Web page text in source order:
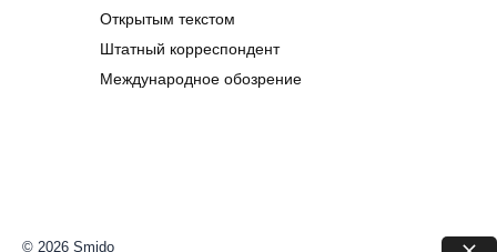
Открытым текстом
Штатный корреспондент
Международное обозрение
© 2026 Smido